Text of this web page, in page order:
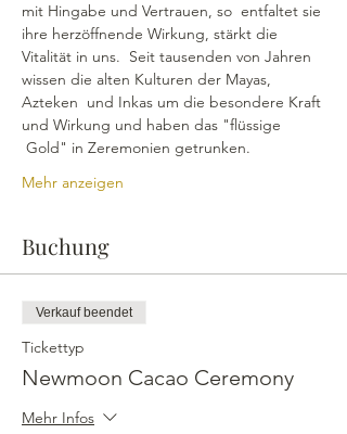
mit Hingabe und Vertrauen, so  entfaltet sie
ihre herzöffnende Wirkung, stärkt die
Vitalität in uns.  Seit tausenden von Jahren
wissen die alten Kulturen der Mayas,
Azteken  und Inkas um die besondere Kraft
und Wirkung und haben das "flüssige
Gold" in Zeremonien getrunken.
Mehr anzeigen
Buchung
Verkauf beendet
Tickettyp
Newmoon Cacao Ceremony
Mehr Infos